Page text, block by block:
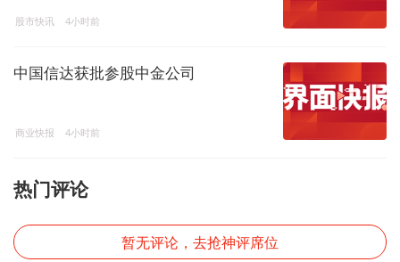
股市快讯 4小时前
中国信达获批参股中金公司
商业快报 4小时前
热门评论
暂无评论，去抢神评席位